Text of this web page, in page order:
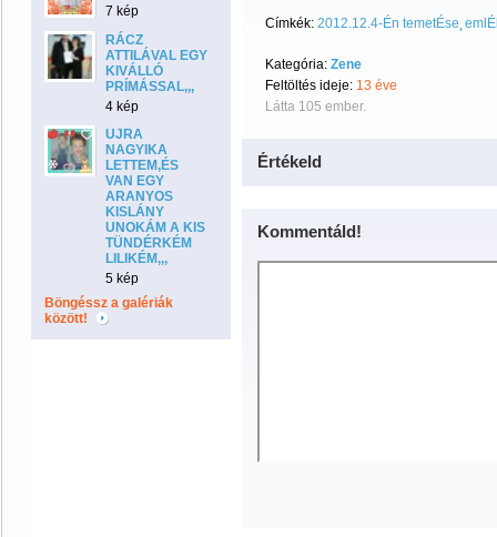
7 kép
RÁCZ
ATTILÁVAL EGY
KIVÁLLÓ
PRÍMÁSSAL,,,
4 kép
UJRA
NAGYIKA
LETTEM,ÉS
VAN EGY
ARANYOS
KISLÁNY
UNOKÁM A KIS
TÜNDÉRKÉM
LILIKÉM,,,
5 kép
Böngéssz a galériák
között!
Címkék: 2012.12.4-Én temetÉse
Kategória: Zene
Feltöltés ideje: 13 éve
Látta 105 ember.
Értékeld
Kommentáld!